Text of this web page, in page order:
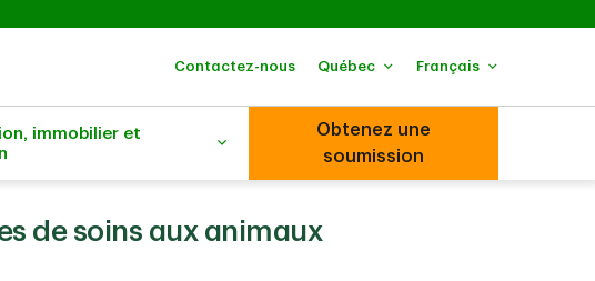
Contactez-nous Québec Français
immobilier et
Obtenez une
soumission
de soins aux animaux